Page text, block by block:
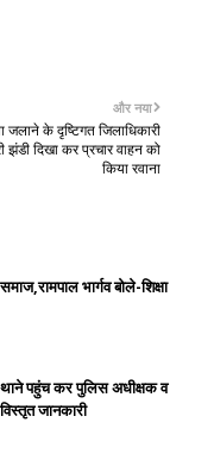
और नया
जलाने के दृष्टिगत जिलाधिकारी
झंडी दिखा कर प्रचार वाहन को
किया रवाना
भार्गव बोले-शिक्षा
पहुंच कर पुलिस अधीक्षक व
जानकारी